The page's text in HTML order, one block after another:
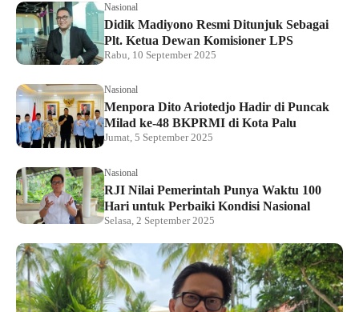
Nasional
Didik Madiyono Resmi Ditunjuk Sebagai
Plt. Ketua Dewan Komisioner LPS
Rabu, 10 September 2025
Nasional
Menpora Dito Ariotedjo Hadir di Puncak
Milad ke-48 BKPRMI di Kota Palu
Jumat, 5 September 2025
Nasional
RJI Nilai Pemerintah Punya Waktu 100
Hari untuk Perbaiki Kondisi Nasional
Selasa, 2 September 2025